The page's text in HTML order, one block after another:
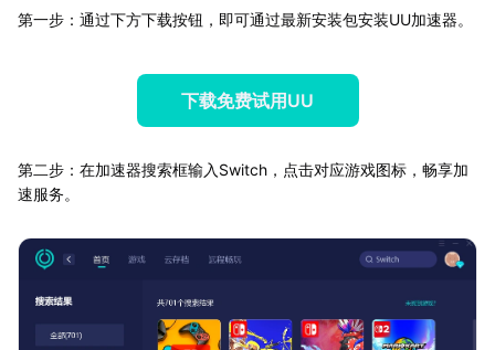
第一步：通过下方下载按钮，即可通过最新安装包安装UU加速器。
下载免费试用UU
第二步：在加速器搜索框输入Switch，点击对应游戏图标，畅享加
速服务。